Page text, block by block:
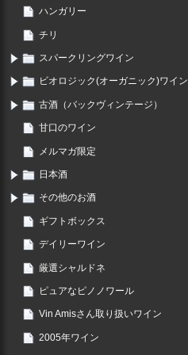
ハンガリー
チリ
スパークリングワイン
ビオロジック(オーガニック)ワイン
古酒（バックヴィンテージ）
甘口のワイン
メルマガ限定
日本酒
その他のお酒
ギフトボックス
デイリーワイン
厳選シャルドネ
ピュアなピノノワール
Vin Amisさん取り扱いワイン
2005年ワイン